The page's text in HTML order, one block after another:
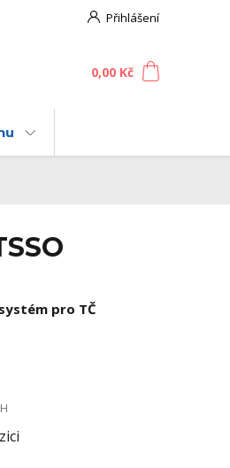
Přihlášení
0,00 Kč
pro TČ